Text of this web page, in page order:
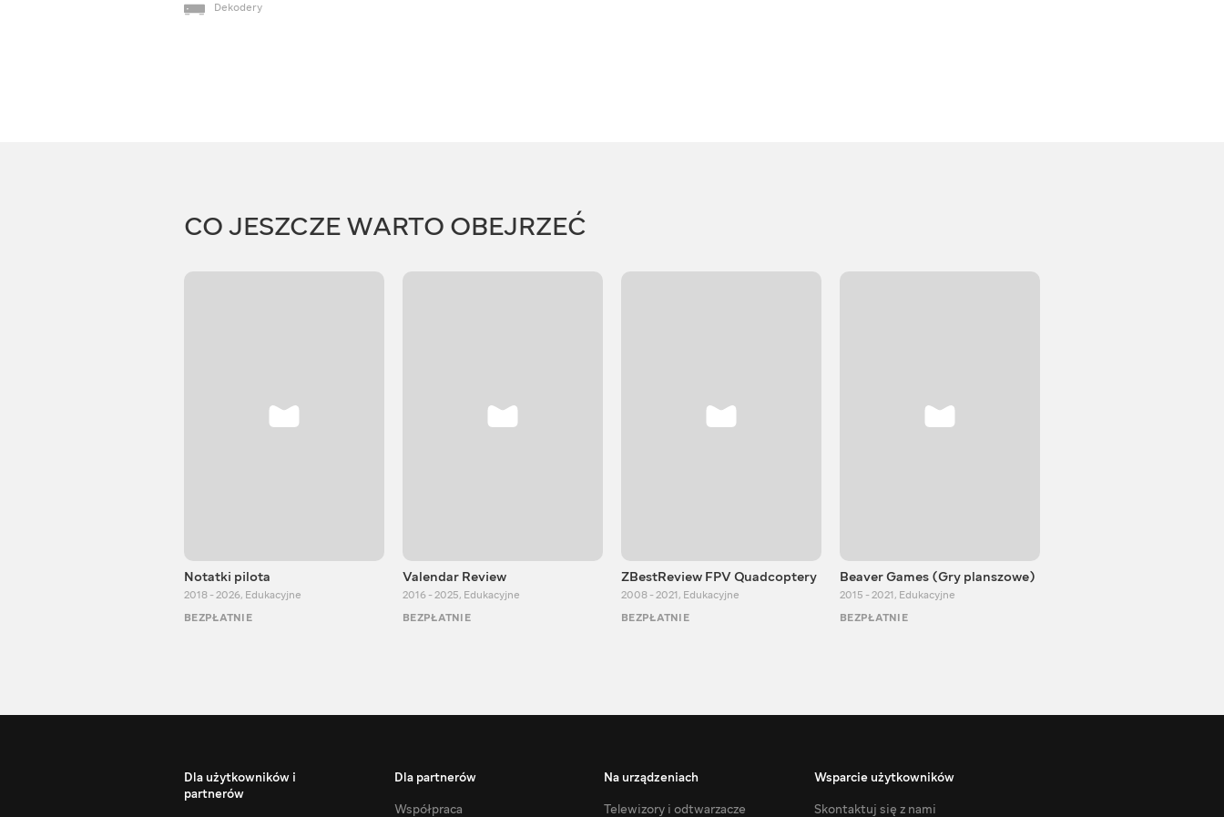
Dekodery
CO JESZCZE WARTO OBEJRZEĆ
Notatki pilota
2018 - 2026, Edukacyjne
BEZPŁATNIE
Valendar Review
2016 - 2025, Edukacyjne
BEZPŁATNIE
ZBestReview FPV Quadcoptery
2008 - 2021, Edukacyjne
BEZPŁATNIE
Beaver Games (Gry planszowe)
2015 - 2021, Edukacyjne
BEZPŁATNIE
Dla użytkowników i
partnerów
Dla partnerów
Współpraca
Na urządzeniach
Telewizory i odtwarzacze
Wsparcie użytkowników
Skontaktuj się z nami